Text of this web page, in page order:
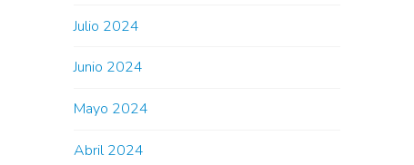
Julio 2024
Junio 2024
Mayo 2024
Abril 2024